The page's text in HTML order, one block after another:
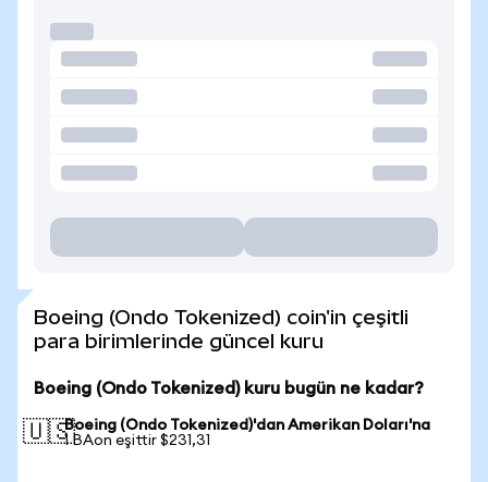
Boeing (Ondo Tokenized) coin'in çeşitli
para birimlerinde güncel kuru
Boeing (Ondo Tokenized) kuru bugün ne kadar?
🇺🇸Boeing (Ondo Tokenized)'dan Amerikan Doları'na
1 BAon eşittir $231,31